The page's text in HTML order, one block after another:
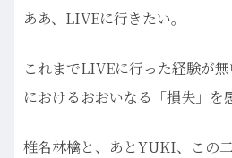
ああ、LIVEに行きたい。
これまでLIVEに行った経験が
におけるおおいなる「損失」を
椎名林檎と、あとYUKI、この